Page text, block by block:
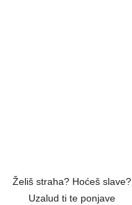
Želiš straha? Hoćeš slave?
Uzalud ti te ponjave